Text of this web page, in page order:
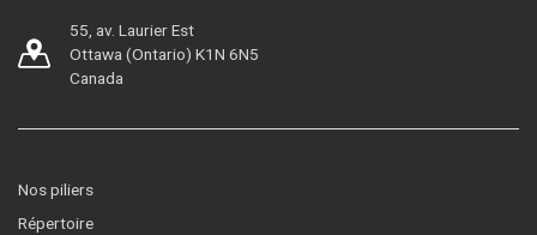
55, av. Laurier Est
Ottawa (Ontario) K1N 6N5
Canada
Nos piliers
Répertoire